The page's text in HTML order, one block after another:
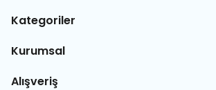
Kategoriler
Kurumsal
Alışveriş